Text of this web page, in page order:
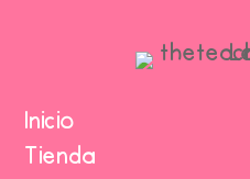
Inicio
Tienda